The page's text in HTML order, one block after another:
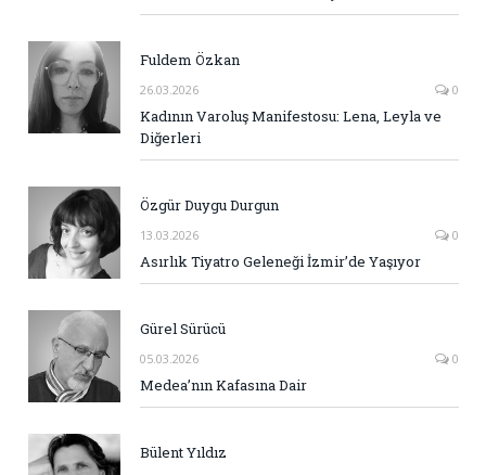
Fuldem Özkan
26.03.2026 0
Kadının Varoluş Manifestosu: Lena, Leyla ve
Diğerleri
Özgür Duygu Durgun
13.03.2026 0
Asırlık Tiyatro Geleneği İzmir’de Yaşıyor
Gürel Sürücü
05.03.2026 0
Medea’nın Kafasına Dair
Bülent Yıldız